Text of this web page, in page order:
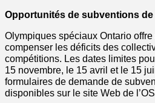
Opportunités de subventions de
Olympiques spéciaux Ontario
compenser les déficits des
compétitions. Les dates limites
15 novembre, le 15 avril et le 15
formulaires de demande de
disponibles sur le site Web de